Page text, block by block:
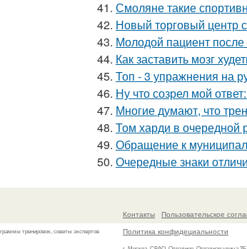
41. Смоляне такие
42. Новый торговый центр
43. Молодой пациент после
44. Как заставить мозг
45. Топ - 3 упражнения на
46. Ну что созрел мой
47. Многие думают, что
48. Том харди в очередной
49. Обращение к
50. Очередные знаки
тренировок, советы экспертов
Контакты
Пользовательское
Политика конфидециальности